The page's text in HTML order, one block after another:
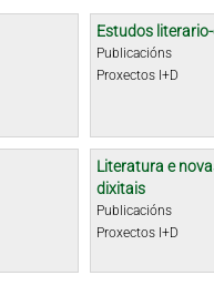
Estudos
Publicacións
Proxectos I+D
Literatura e
dixitais
Publicacións
Proxectos I+D